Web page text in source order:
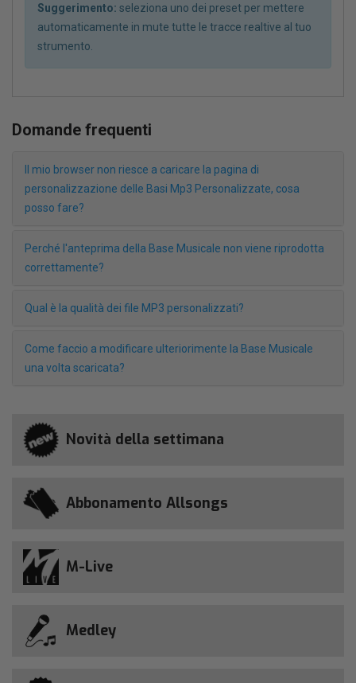
Suggerimento: seleziona uno dei preset per mettere
automaticamente in mute tutte le tracce realtive al tuo
strumento.
Domande frequenti
Il mio browser non riesce a caricare la pagina di
personalizzazione delle Basi Mp3 Personalizzate, cosa
posso fare?
Perché l'anteprima della Base Musicale non viene riprodotta
correttamente?
Qual è la qualità dei file MP3 personalizzati?
Come faccio a modificare ulteriorimente la Base Musicale
una volta scaricata?
Novità della settimana
Abbonamento Allsongs
M-Live
Medley